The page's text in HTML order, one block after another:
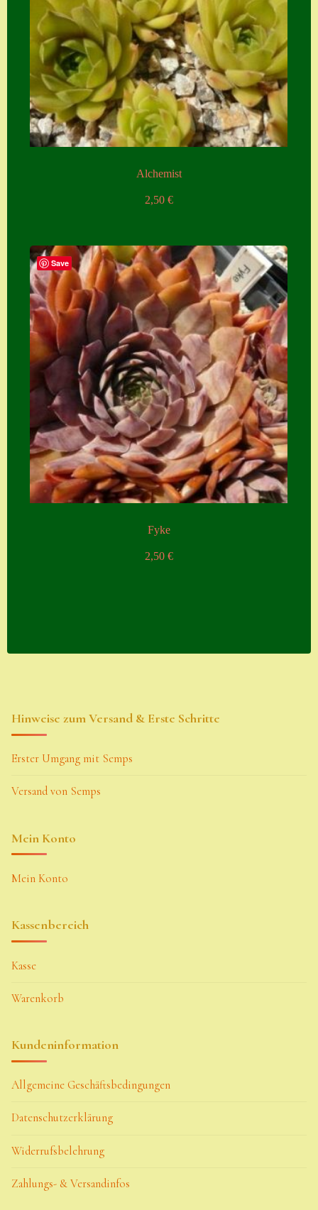
Alchemist
2,50 €
Save
Fyke
2,50 €
Hinweise zum Versand & Erste Schritte
Erster Umgang mit Semps
Versand von Semps
Mein Konto
Mein Konto
Kassenbereich
Kasse
Warenkorb
Kundeninformation
Allgemeine Geschäftsbedingungen
Datenschutzerklärung
Widerrufsbelehrung
Zahlungs- & Versandinfos